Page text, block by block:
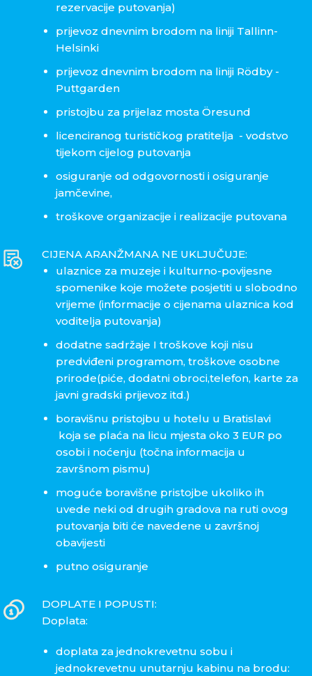
rezervacije putovanja)
prijevoz dnevnim brodom na liniji Tallinn-
Helsinki
prijevoz dnevnim brodom na liniji Rödby -
Puttgarden
pristojbu za prijelaz mosta Öresund
licenciranog turističkog pratitelja - vodstvo
tijekom cijelog putovanja
osiguranje od odgovornosti i osiguranje
jamčevine,
troškove organizacije i realizacije putovana
CIJENA ARANŽMANA NE UKLJUČUJE:
ulaznice za muzeje i kulturno-povijesne
spomenike koje možete posjetiti u slobodno
vrijeme (informacije o cijenama ulaznica kod
voditelja putovanja)
dodatne sadržaje I troškove koji nisu
predviđeni programom, troškove osobne
prirode(piće, dodatni obroci,telefon, karte za
javni gradski prijevoz itd.)
boravišnu pristojbu u hotelu u Bratislavi
koja se plaća na licu mjesta oko 3 EUR po
osobi i noćenju (točna informacija u
završnom pismu)
moguće boravišne pristojbe ukoliko ih
uvede neki od drugih gradova na ruti ovog
putovanja biti će navedene u završnoj
obavijesti
putno osiguranje
DOPLATE I POPUSTI:
Doplata:
doplata za jednokrevetnu sobu i
jednokrevetnu unutarnju kabinu na brodu: